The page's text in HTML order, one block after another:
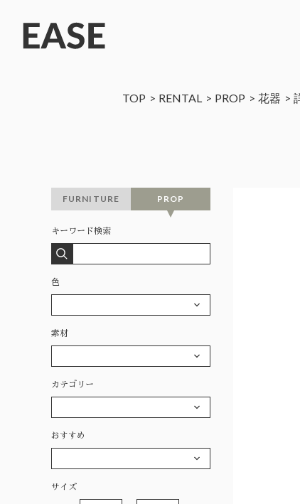
TOP RENTAL PROP 花器
FURNITURE PROP
キーワード検索
色
素材
カテゴリー
おすすめ
サイズ